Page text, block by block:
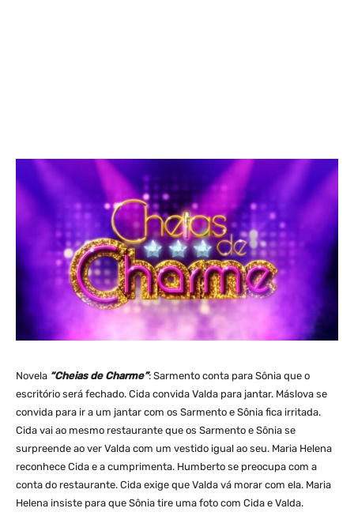
Novela “Cheias de Charme”: Sarmento conta para Sônia que o
escritório será fechado. Cida convida Valda para jantar. Máslova se
convida para ir a um jantar com os Sarmento e Sônia fica irritada.
Cida vai ao mesmo restaurante que os Sarmento e Sônia se
surpreende ao ver Valda com um vestido igual ao seu. Maria Helena
reconhece Cida e a cumprimenta. Humberto se preocupa com a
conta do restaurante. Cida exige que Valda vá morar com ela. Maria
Helena insiste para que Sônia tire uma foto com Cida e Valda.